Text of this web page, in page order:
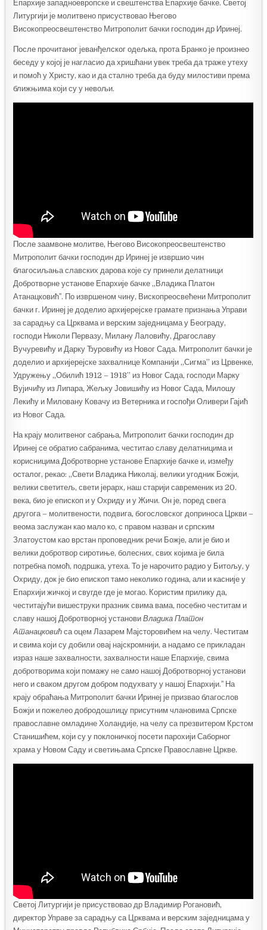
Епархије западноевропске и свештенства Епархије бачке. Светој
Литургији је молитвено присуствовао Његово
Високопреосвештенство Митрополит бачки господин др Иринеј.
После прочитаног јеванђелског одељка, прота Бранко је произнео
беседу у којој је нагласио да хришћани увек треба да траже утеху
и помоћ у Христу, као и да стално треба да буду милостиви према
ближњима који су у невољи.
После заамвоне молитве, Његово Високопреосвештенство
Митрополит бачки господин др Иринеј је извршио чин
благосиљања славских дарова које су принели делатници
Добротворне установе Епархије бачке „Владика Платон
Атанацковићˮ. По извршеном чину, Вископреосвећени Митрополит
бачки г. Иринеј је доделио архијерејске грамате признања Управи
за сарадњу са Црквама и верским заједницама у Београду,
господи Николи Первазу, Милану Лаловићу, Драгославу
Вучуревићу и Дарку Ђуровићу из Новог Сада. Митрополит бачки је
доделио и архијерејске захвалнице Компанији „Сигма” из Црвенке,
Удружењу „Обилић 1912 – 1918” из Новог Сада, господи Марку
Вујичићу из Липара, Жељку Јовишићу из Новог Сада, Милошу
Лекићу и Миловану Ковачу из Ветерника и госпођи Оливери Гајић
из Новог Сада.
На крају молитвеног сабрања, Митрополит бачки господин др
Иринеј се обратио сабранима, честитао славу делатницима и
корисницима Добротворне установе Епархије бачке и, између
осталог, рекао: „Свети Владика Николај, велики угодник Божји,
велики светитељ, свети јерарх, наш старији савременик из 20.
века, био је епископ и у Охриду и у Жичи. Он је, поред свега
другога – молитвености, подвига, богословског доприноса Цркви –
веома заслужан као мало ко, с правом назван и српским
Златоустом као врстан проповедник речи Божје, али је био и
велики добротвор сиротиње, болесних, свих којима је била
потребна помоћ, подршка, утеха. То је нарочито радио у Битољу, у
Охриду, док је био епископ тамо неколико година, али и касније у
Епархији жичкој и свугде где је могао. Користим прилику да,
честитајући вишеструки празник свима вама, посебно честитам и
славу нашој Добротворној установиВладика Платон
Атанацковић са оцем Лазарем Мајсторовићем на челу. Честитам
и свима који су добили овај најскромнији, а надамо се прикладан
израз наше захвалности, захвалности наше Епархије, свима
добротворима који помажу не само нашој Добротворној установи
него и сваком другом добром подухвату у нашој Епархији.ˮ На
крају обраћања Митрополит бачки Иринеј је призвао благослов
Божји и пожелео добродошлицу присутним члановима Српске
православне омладине Холандије, на челу са презвитером Крстом
Станишићем, који су у поклоничкој посети парохији Саборног
храма у Новом Саду и светињама Српске Православне Цркве.
Светој Литургији је присуствовао др Владимир Рогановић,
директор Управе за сарадњу са Црквама и верским заједницама у